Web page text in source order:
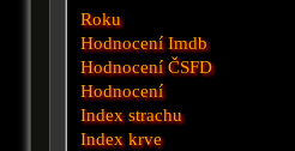
Roku
Hodnocení Imdb
Hodnocení ČSFD
Hodnocení
Index strachu
Index krve